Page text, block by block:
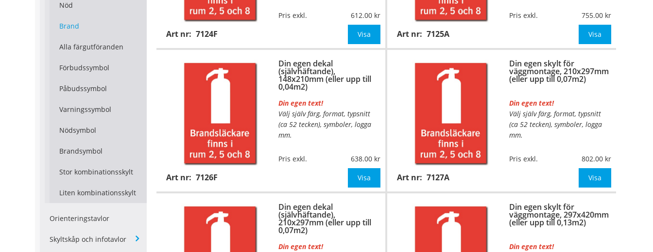
Nöd
Brand
Alla färgutföranden
Förbudssymbol
Påbudssymbol
Varningssymbol
Nödsymbol
Brandsymbol
Stor kombinationsskylt
Liten kombinationsskylt
Orienteringstavlor
Skyltskåp och infotavlor
Art nr: 7124F
Material:
Självhäftande folie
105x148mm (eller annat
OBS!
Pris exkl. 612.00
Visa Art nr: 7125A
Material:
Plan aluminium,
0,7mm (väggmontage)
148x210mm (eller annat
Be om offert vid antal
Pris exkl. 755.00
Visa
Din egen dekal
(självhäftande),
148x210mm (eller upp till
0,04m2)
Art nr: 7126F
Din egen text!
Välj själv färg, format, typsnitt
(ca 52 tecken), symboler, logga
mm.
Material:
Självhäftande folie
148x210mm (eller annat
OBS!
Pris exkl. 638.00
Visa
Din egen skylt för
väggmontage, 210x297mm
(eller upp till 0,07m2)
Art nr: 7127A
Din egen text!
Välj själv färg, format, typsnitt
(ca 52 tecken), symboler, logga
mm.
Material:
Plan aluminium,
0,7mm (väggmontage)
210x297mm (eller annat
Be om offert vid antal
Pris exkl. 802.00
Visa
Din egen dekal
(självhäftande),
210x297mm (eller upp till
0,07m2)
Din egen text!
Din egen skylt för
väggmontage, 297x420mm
(eller upp till 0,13m2)
Din egen text!